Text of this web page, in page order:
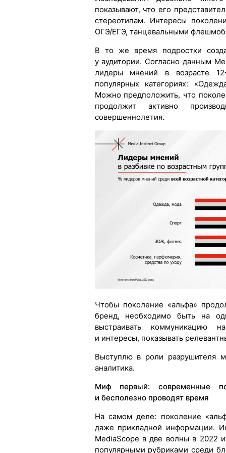
показывают, что его
стереотипам. Интересы
ОГЭ/ЕГЭ, танцевальными
В то же время подростки
у аудитории. Согласно данным
лидеры мнений в возрасте
популярных категориях:
Можно предположить, что
продолжит активно
совершеннолетия.
Чтобы поколение «альфа»
бренд, необходимо быть на
выстраивать коммуникацию
и интересы, показывать
Выступлю в роли
аналитика.
Миф первый: современные
и бесполезно проводят время
На самом деле: поколение
даже прикладной информации.
MediaScope в две волны в 2022
популярными рубриками среди